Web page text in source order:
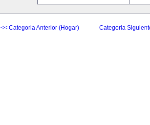
<< Categoria Anterior (Hogar) Categoria